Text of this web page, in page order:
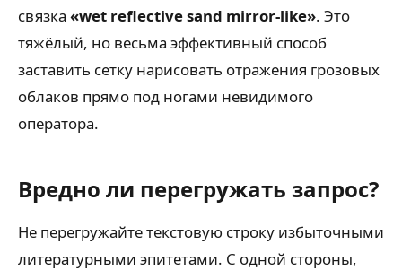
связка «wet reflective sand mirror-like». Это
тяжёлый, но весьма эффективный способ
заставить сетку нарисовать отражения грозовых
облаков прямо под ногами невидимого
оператора.
Вредно ли перегружать запрос?
Не перегружайте текстовую строку избыточными
литературными эпитетами. С одной стороны,